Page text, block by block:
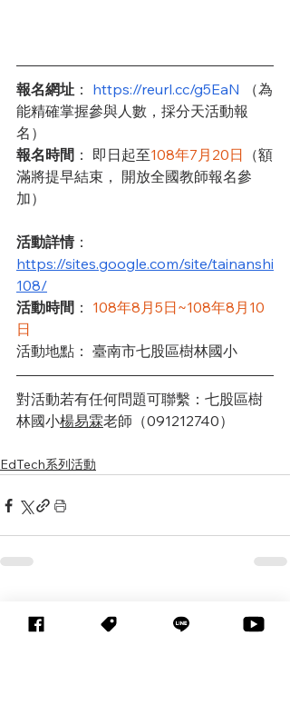
報名網址 ： https://reurl.cc/g5EaN （為
能精確掌握參與人數，採分天活動報
名）
報名時間 ： 即日起至108年7月20日 （額
滿將提早結束， 開放全國教師報名參
加）
活動詳情：
https://sites.google.com/site/tainanshi
108/
活動時間 ： 108年8月5日~108年8月10
日
活動地點： 臺南市七股區樹林國小
對活動若有任何問題可聯繫：七股區樹
林國小楊易霖老師（091212740）
EdTech系列活動
相關文章